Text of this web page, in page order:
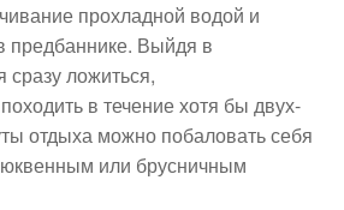
прохладной водой и
предбаннике. Выйдя в
сразу ложиться,
в течение хотя бы двух-
отдыха можно побаловать себя
или брусничным